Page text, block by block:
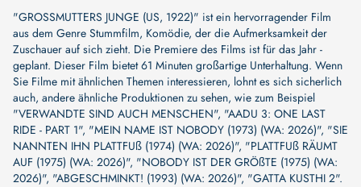
"GROSSMUTTERS JUNGE (US, 1922)" ist ein hervorragender Film
aus dem Genre Stummfilm, Komödie, der die Aufmerksamkeit der
Zuschauer auf sich zieht. Die Premiere des Films ist für das Jahr -
geplant. Dieser Film bietet 61 Minuten großartige Unterhaltung. Wenn
Sie Filme mit ähnlichen Themen interessieren, lohnt es sich sicherlich
auch, andere ähnliche Produktionen zu sehen, wie zum Beispiel
"VERWANDTE SIND AUCH MENSCHEN", "AADU 3: ONE LAST
RIDE - PART 1", "MEIN NAME IST NOBODY (1973) (WA: 2026)", "SIE
NANNTEN IHN PLATTFUß (1974) (WA: 2026)", "PLATTFUß RÄUMT
AUF (1975) (WA: 2026)", "NOBODY IST DER GRÖßTE (1975) (WA:
2026)", "ABGESCHMINKT! (1993) (WA: 2026)", "GATTA KUSTHI 2".